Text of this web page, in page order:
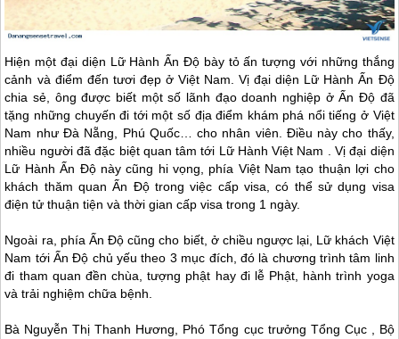
Hiện một đại diện Lữ Hành Ấn Độ bày tỏ ấn tượng với những thắng
cảnh và điểm đến tươi đẹp ở Việt Nam. Vị đại diện Lữ Hành Ấn Độ
chia sẻ, ông được biết một số lãnh đạo doanh nghiệp ở Ấn Độ đã
tặng những chuyến đi tới một số địa điểm khám phá nổi tiếng ở Việt
Nam như Đà Nẵng, Phú Quốc… cho nhân viên. Điều này cho thấy,
nhiều người đã đặc biệt quan tâm tới Lữ Hành Việt Nam . Vị đại diện
Lữ Hành Ấn Độ này cũng hi vọng, phía Việt Nam tạo thuận lợi cho
khách thăm quan Ấn Độ trong việc cấp visa, có thể sử dụng visa
điện tử thuận tiện và thời gian cấp visa trong 1 ngày.
Ngoài ra, phía Ấn Độ cũng cho biết, ở chiều ngược lại, Lữ khách Việt
Nam tới Ấn Độ chủ yếu theo 3 mục đích, đó là chương trình tâm linh
đi tham quan đền chùa, tượng phật hay đi lễ Phật, hành trình yoga
và trải nghiệm chữa bệnh.
Bà Nguyễn Thị Thanh Hương, Phó Tổng cục trưởng Tổng Cục , Bộ